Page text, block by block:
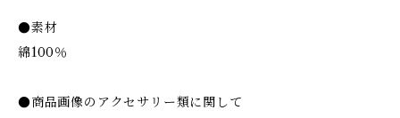
●素材
綿100％
●商品画像のアクセサリー類に関して